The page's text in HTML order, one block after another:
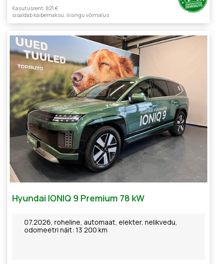
Kasutusrent: 821 €
sisaldab käibemaksu, liisingu võimalus
Hyundai IONIQ 9 Premium 78 kW
07.2026, roheline, automaat, elekter, nelikvedu,
odomeetri näit: 13 200 km